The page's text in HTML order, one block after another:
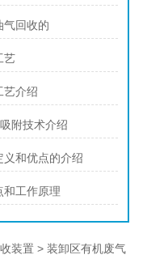
气回收的
艺
艺介绍
附技术介绍
义和优点的介绍
和工作原理
装置 > 装卸区有机废气